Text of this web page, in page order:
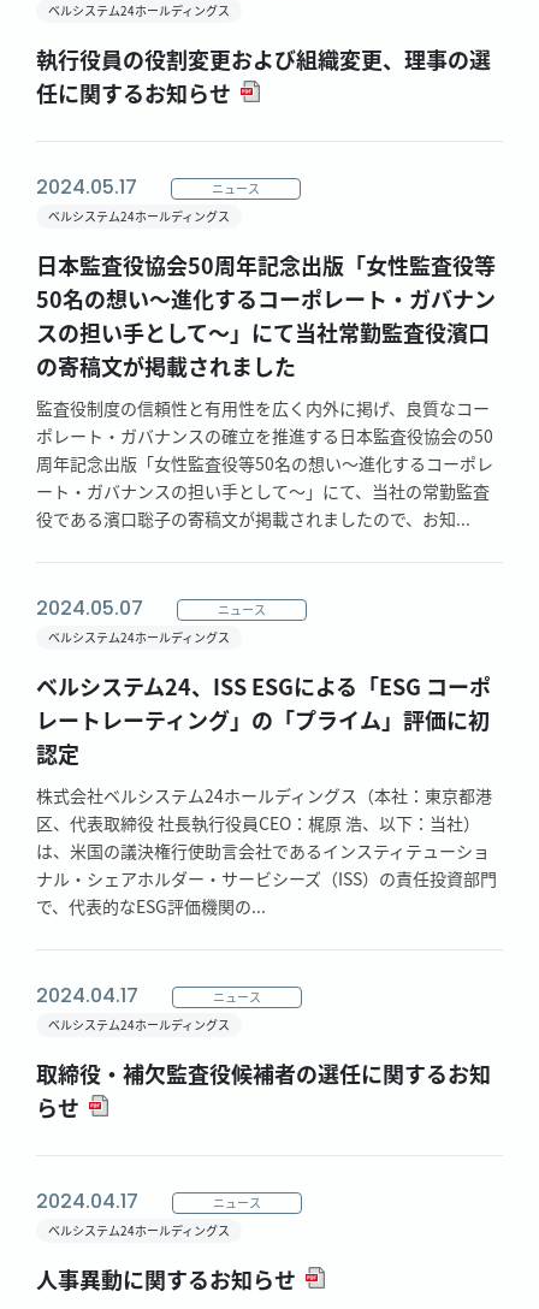
ベルシステム24ホールディングス
執行役員の役割変更および組織変更、理事の選
任に関するお知らせ
2024.05.17
ニュース
ベルシステム24ホールディングス
日本監査役協会50周年記念出版「女性監査役等
50名の想い～進化するコーポレート・ガバナン
スの担い手として～」にて当社常勤監査役濱口
の寄稿文が掲載されました
監査役制度の信頼性と有用性を広く内外に掲げ、良質なコー
ポレート・ガバナンスの確立を推進する日本監査役協会の50
周年記念出版「女性監査役等50名の想い～進化するコーポレ
ート・ガバナンスの担い手として～」にて、当社の常勤監査
役である濱口聡子の寄稿文が掲載されましたので、お知...
2024.05.07
ニュース
ベルシステム24ホールディングス
ベルシステム24、ISS ESGによる「ESG コーポ
レートレーティング」の「プライム」評価に初
認定
株式会社ベルシステム24ホールディングス（本社：東京都港
区、代表取締役 社長執行役員CEO：梶原 浩、以下：当社）
は、米国の議決権行使助言会社であるインスティテューショ
ナル・シェアホルダー・サービシーズ（ISS）の責任投資部門
で、代表的なESG評価機関の...
2024.04.17
ニュース
ベルシステム24ホールディングス
取締役・補欠監査役候補者の選任に関するお知
らせ
2024.04.17
ニュース
ベルシステム24ホールディングス
人事異動に関するお知らせ